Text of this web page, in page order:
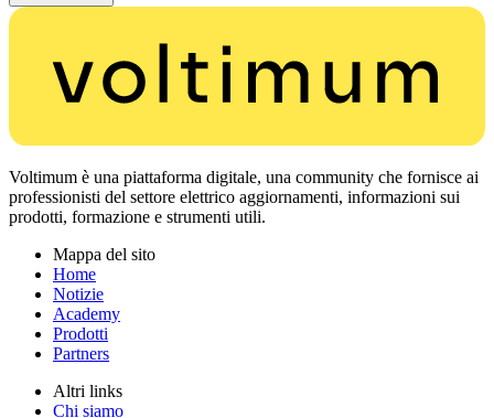
Voltimum è una piattaforma digitale, una community che fornisce ai
professionisti del settore elettrico aggiornamenti, informazioni sui
prodotti, formazione e strumenti utili.
Mappa del sito
Home
Notizie
Academy
Prodotti
Partners
Altri links
Chi siamo